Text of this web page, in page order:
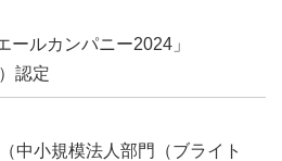
ールカンパニー2024」
認定
中小規模法人部門（ブライト